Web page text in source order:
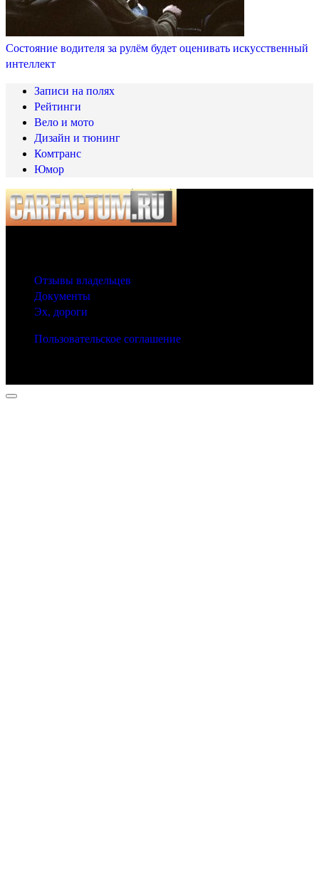
Состояние водителя за рулём будет оценивать искусственный
интеллект
Записи на полях
Рейтинги
Вело и мото
Дизайн и тюнинг
Комтранс
Юмор
Отзывы владельцев
Документы
Эх, дороги
Пользовательское соглашение